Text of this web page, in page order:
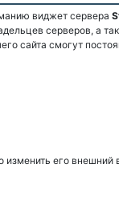
виджет сервера
серверов, а
сайта смогут
его